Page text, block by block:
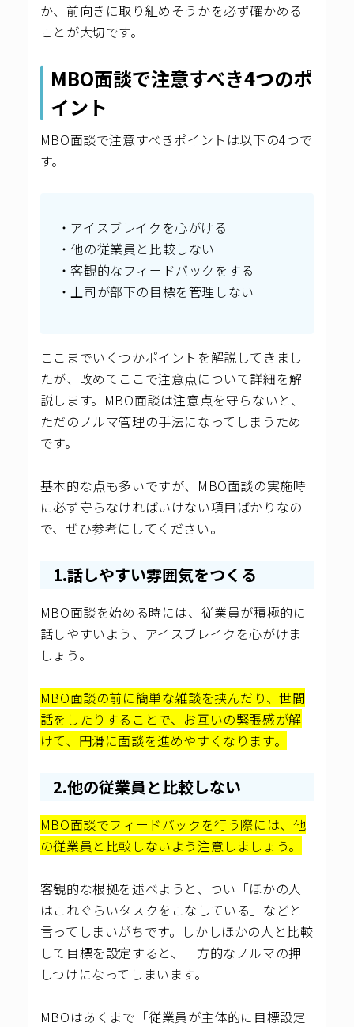
か、前向きに取り組めそうかを必ず確かめる
ことが大切です。
MBO面談で注意すべき4つのポ
イント
MBO面談で注意すべきポイントは以下の4つで
す。
・アイスブレイクを心がける
・他の従業員と比較しない
・客観的なフィードバックをする
・上司が部下の目標を管理しない
ここまでいくつかポイントを解説してきまし
たが、改めてここで注意点について詳細を解
説します。MBO面談は注意点を守らないと、
ただのノルマ管理の手法になってしまうため
です。
基本的な点も多いですが、MBO面談の実施時
に必ず守らなければいけない項目ばかりなの
で、ぜひ参考にしてください。
1.話しやすい雰囲気をつくる
MBO面談を始める時には、従業員が積極的に
話しやすいよう、アイスブレイクを心がけま
しょう。
MBO面談の前に簡単な雑談を挟んだり、世間
話をしたりすることで、お互いの緊張感が解
けて、円滑に面談を進めやすくなります。
2.他の従業員と比較しない
MBO面談でフィードバックを行う際には、他
の従業員と比較しないよう注意しましょう。
客観的な根拠を述べようと、つい「ほかの人
はこれぐらいタスクをこなしている」などと
言ってしまいがちです。しかしほかの人と比較
して目標を設定すると、一方的なノルマの押
しつけになってしまいます。
MBOはあくまで「従業員が主体的に目標設定